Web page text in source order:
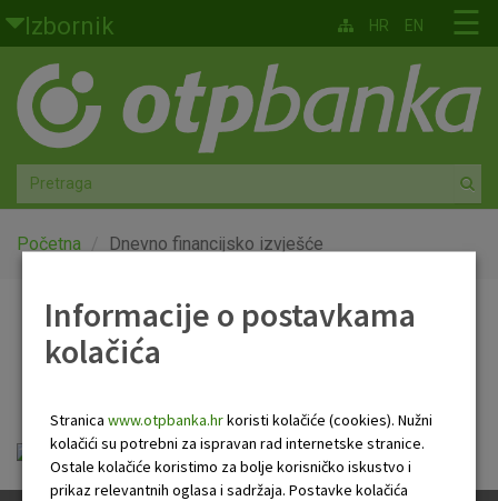
Skoči na glavni sadržaj
Izbornik
Građani
Privatno bankarstvo
Agro
Mala poduzeća i obrtnici
Globalna tržišta
O nama
☰
HR EN
Početna Dnevno financijsko izvješće
Dnevno financijsko
Dnevno financijsko izvješće.pdf
Informacije o postavkama
kolačića
Stranica www.otpbanka.hrkoristi kolačiće (cookies). Nužni
kolačići su potrebni za ispravan rad internetske stranice.
Ostale kolačiće koristimo za bolje korisničko iskustvo i
prikaz relevantnih oglasa i sadržaja. Postavke kolačića